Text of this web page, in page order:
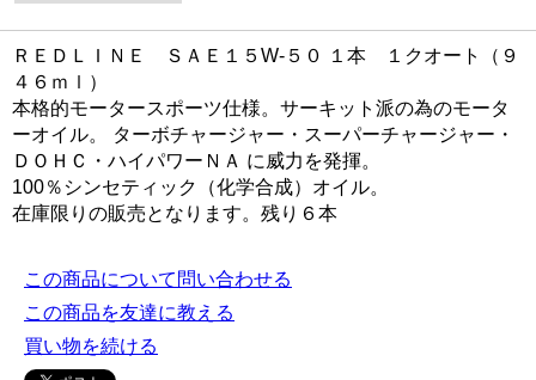
ＲＥＤＬＩＮＥ ＳＡＥ１５W-５０ １本 １クオート（９
４６ｍｌ）
本格的モータースポーツ仕様。サーキット派の為のモータ
ーオイル。 ターボチャージャー・スーパーチャージャー・
ＤＯＨＣ・ハイパワーＮＡ に威力を発揮。
100％シンセティック（化学合成）オイル。
在庫限りの販売となります。残り６本
この商品について問い合わせる
この商品を友達に教える
買い物を続ける